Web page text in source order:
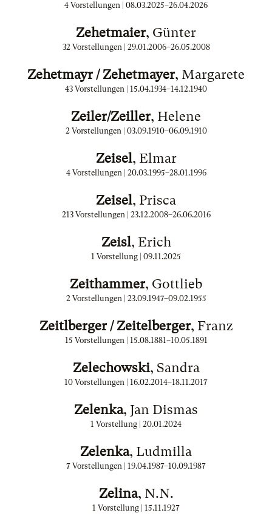
4 Vorstellungen | 08.03.2025–26.04.2026
Zehetmaier, Günter
32 Vorstellungen | 29.01.2006–26.05.2008
Zehetmayr / Zehetmayer, Margarete
43 Vorstellungen | 15.04.1934–14.12.1940
Zeiler/Zeiller, Helene
2 Vorstellungen | 03.09.1910–06.09.1910
Zeisel, Elmar
4 Vorstellungen | 20.03.1995–28.01.1996
Zeisel, Prisca
213 Vorstellungen | 23.12.2008–26.06.2016
Zeisl, Erich
1 Vorstellung | 09.11.2025
Zeithammer, Gottlieb
2 Vorstellungen | 23.09.1947–09.02.1955
Zeitlberger / Zeitelberger, Franz
15 Vorstellungen | 15.08.1881–10.05.1891
Zelechowski, Sandra
10 Vorstellungen | 16.02.2014–18.11.2017
Zelenka, Jan Dismas
1 Vorstellung | 20.01.2024
Zelenka, Ludmilla
7 Vorstellungen | 19.04.1987–10.09.1987
Zelina, N.N.
1 Vorstellung | 15.11.1927